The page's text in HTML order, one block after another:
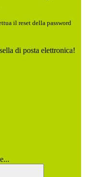
il reset della password
di posta elettronica!